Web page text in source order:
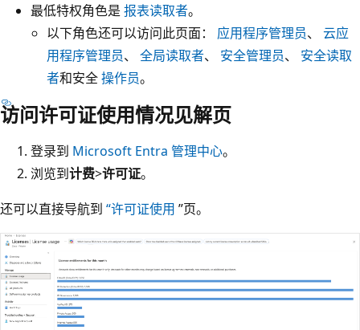
最低特权角色是 报表读取者。
以下角色还可以访问此页面： 应用程序管理员、 云应
用程序管理员、 全局读取者、 安全管理员、 安全读取
者和安全操作员。
访问许可证使用情况见解页
登录到 Microsoft Entra 管理中心。
浏览到计费>许可证。
还可以直接导航到 “许可证使用 ”页。